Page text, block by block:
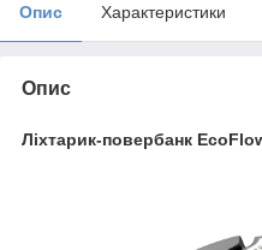
Опис Характеристики
Опис
Ліхтарик-повербанк